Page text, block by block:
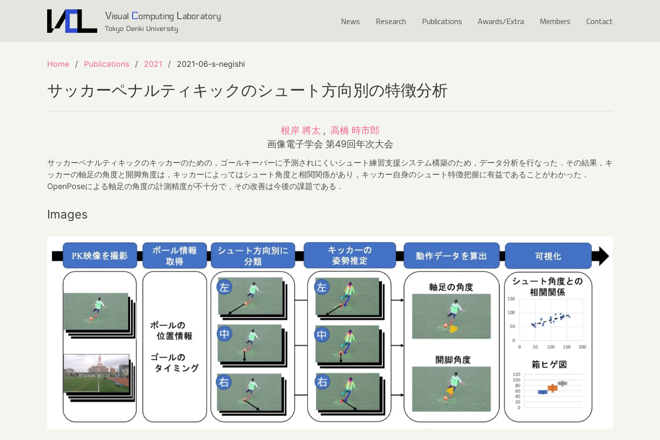
Visual Computing Laboratory
Tokyo Denki University
News Research Publications Awards/Extra Members Contact
Home Publications 2021 2021-06-s-negishi
サッカーペナルティキックのシュート方向別の特徴分析
根岸 將太 , 高橋 時市郎
画像電子学会 第49回年次大会
サッカーペナルティキックのキッカーのための，ゴールキーパーに予測されにくいシュート練習支援システム構築のため，データ分析を行なった．その結果，キ
ッカーの軸足の角度と開脚角度は，キッカーによってはシュート角度と相関関係があり，キッカー自身のシュート特徴把握に有益であることがわかった．
OpenPoseによる軸足の角度の計測精度が不十分で，その改善は今後の課題である．
Images